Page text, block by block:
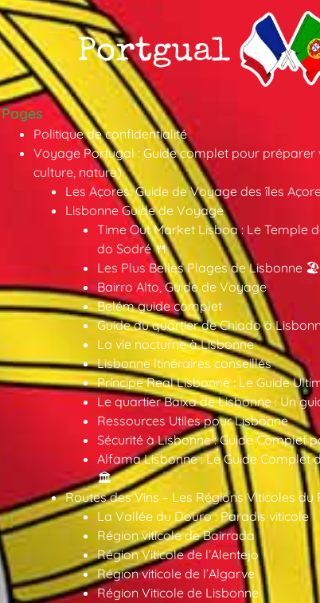
Pages
Politique de confidentialité
Voyage Portugal : Guide complet pour
culture, nature)
Les Açores: Guide de Voyage des îles
Lisbonne Guide de Voyage
Time Out Market Lisboa : Le Temple
do Sodré 🍴
Les Plus Belles Plages de Lisbonne 🏖️
Bairro Alto, Guide de Voyage
Belém guide complet
Guide du quartier de Chiado à
La vie nocturne à Lisbonne
Lisbonne Itinéraires conseillés
Príncipe Real Lisbonne : Le Guide
Le quartier Baixa de Lisbonne : Un
Ressources Utiles pour Lisbonne
Sécurité à Lisbonne : Guide Complet
Alfama Lisbonne : Le Guide Complet
🏛️
Routes des Vins – Les Régions Viticoles
La Vallée du Douro : Paradis viticole
Région viticole de Bairrada
Région Viticole de l’Alentejo
Région viticole de l’Algarve
Région Viticole de Lisbonne